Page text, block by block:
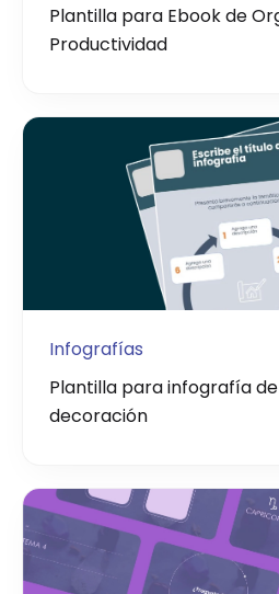
Plantilla para Ebook de
Productividad
Infografías
Plantilla para infografía
decoración